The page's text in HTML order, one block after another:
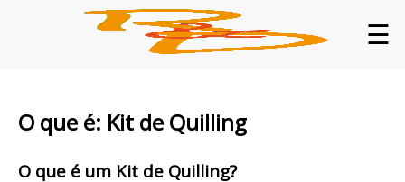
☰
O que é: Kit de Quilling
O que é um Kit de Quilling?